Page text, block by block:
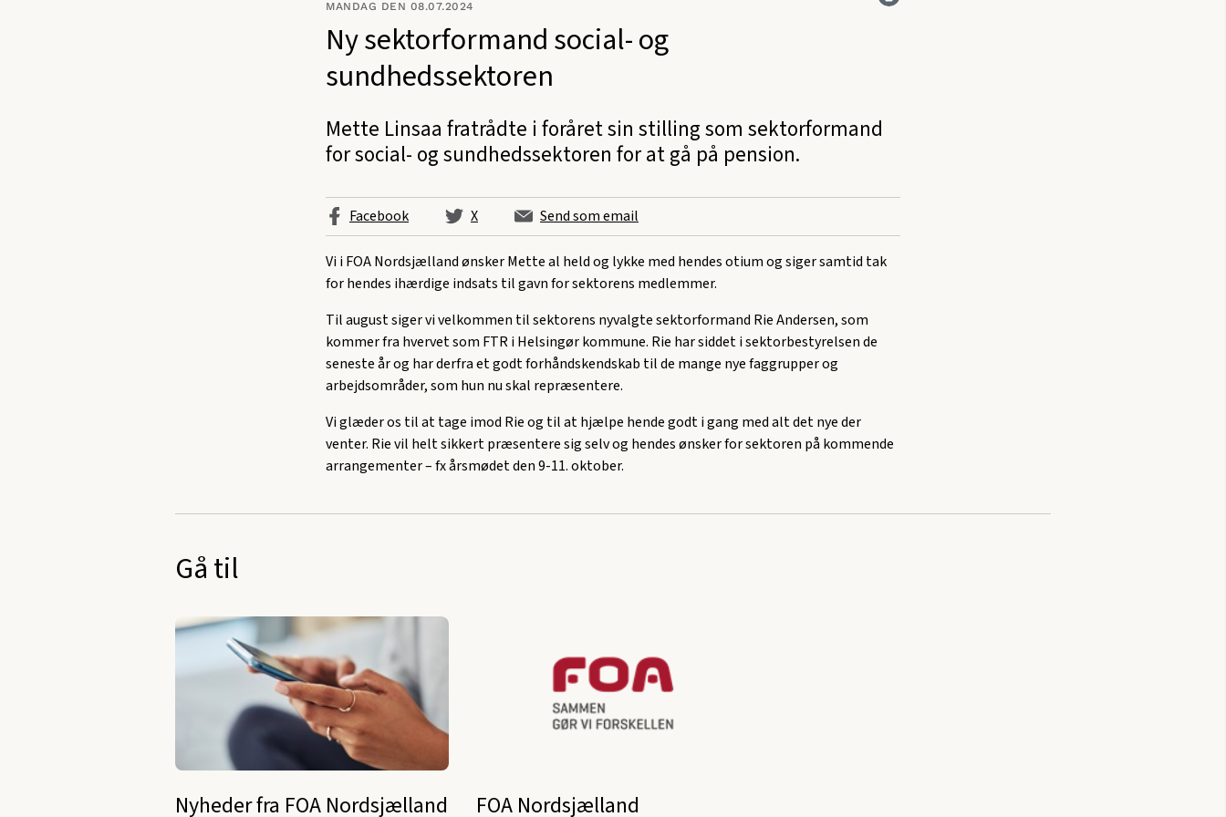
MANDAG DEN 08.07.2024
Ny sektorformand social- og
sundhedssektoren
Mette Linsaa fratrådte i foråret sin stilling som sektorformand
for social- og sundhedssektoren for at gå på pension.
Facebook X Send som email
Vi i FOA Nordsjælland ønsker Mette al held og lykke med hendes otium og siger samtid tak
for hendes ihærdige indsats til gavn for sektorens medlemmer.
Til august siger vi velkommen til sektorens nyvalgte sektorformand Rie Andersen, som
kommer fra hvervet som FTR i Helsingør kommune. Rie har siddet i sektorbestyrelsen de
seneste år og har derfra et godt forhåndskendskab til de mange nye faggrupper og
arbejdsområder, som hun nu skal repræsentere.
Vi glæder os til at tage imod Rie og til at hjælpe hende godt i gang med alt det nye der
venter. Rie vil helt sikkert præsentere sig selv og hendes ønsker for sektoren på kommende
arrangementer – fx årsmødet den 9-11. oktober.
Gå til
Nyheder fra FOA Nordsjælland FOA Nordsjælland